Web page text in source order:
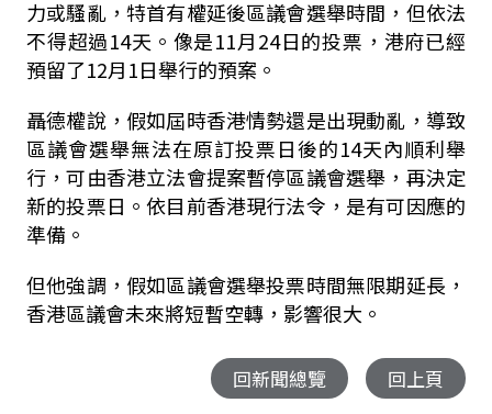
力或騷亂，特首有權延後區議會選舉時間，但依法
不得超過14天。像是11月24日的投票，港府已經
預留了12月1日舉行的預案。
聶德權說，假如屆時香港情勢還是出現動亂，導致
區議會選舉無法在原訂投票日後的14天內順利舉
行，可由香港立法會提案暫停區議會選舉，再決定
新的投票日。依目前香港現行法令，是有可因應的
準備。
但他強調，假如區議會選舉投票時間無限期延長，
香港區議會未來將短暫空轉，影響很大。
回新聞總覽 回上頁